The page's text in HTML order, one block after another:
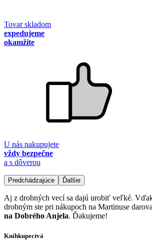
Tovar skladom
expedujeme
okamžite
U nás nakupujete
vždy bezpečne
a s dôverou
Predchádzajúce Ďalšie
Aj z drobných vecí sa dajú urobiť veľké.
drobným ste pri nákupoch na Martinuse
na Dobrého Anjela. Ďakujeme!
Kníhkupectvá